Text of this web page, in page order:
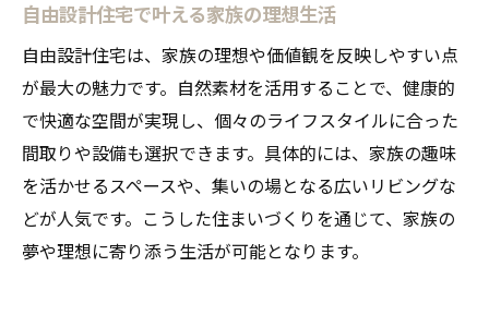
自由設計住宅で叶える家族の理想生活
自由設計住宅は、家族の理想や価値観を反映しやすい点
が最大の魅力です。自然素材を活用することで、健康的
で快適な空間が実現し、個々のライフスタイルに合った
間取りや設備も選択できます。具体的には、家族の趣味
を活かせるスペースや、集いの場となる広いリビングな
どが人気です。こうした住まいづくりを通じて、家族の
夢や理想に寄り添う生活が可能となります。